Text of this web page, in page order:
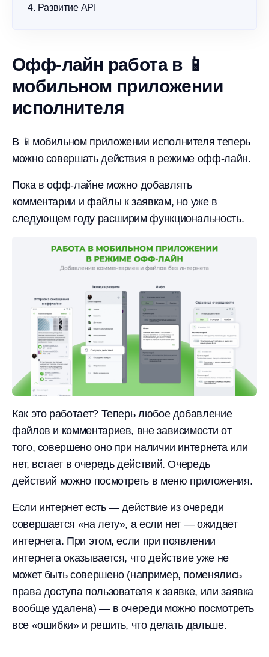
Развитие API
Офф-лайн работа в 📱
мобильном приложении
исполнителя
В 📱мобильном приложении исполнителя теперь
можно совершать действия в режиме офф-лайн.
Пока в офф-лайне можно добавлять
комментарии и файлы к заявкам, но уже в
следующем году расширим функциональность.
Как это работает? Теперь любое добавление
файлов и комментариев, вне зависимости от
того, совершено оно при наличии интернета или
нет, встает в очередь действий. Очередь
действий можно посмотреть в меню приложения.
Если интернет есть — действие из очереди
совершается «на лету», а если нет — ожидает
интернета. При этом, если при появлении
интернета оказывается, что действие уже не
может быть совершено (например, поменялись
права доступа пользователя к заявке, или заявка
вообще удалена) — в очереди можно посмотреть
все «ошибки» и решить, что делать дальше.